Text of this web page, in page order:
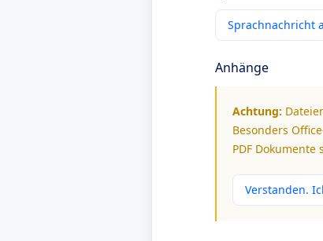
Sprachnachricht
Anhänge
Achtung:
Besonders
PDF
Verstanden.